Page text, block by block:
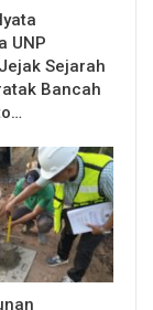
UNP
Sejarah
Bancah